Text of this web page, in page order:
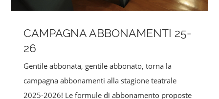
CAMPAGNA ABBONAMENTI 25-
26
Gentile abbonata, gentile abbonato, torna la
campagna abbonamenti alla stagione teatrale
2025-2026! Le formule di abbonamento proposte